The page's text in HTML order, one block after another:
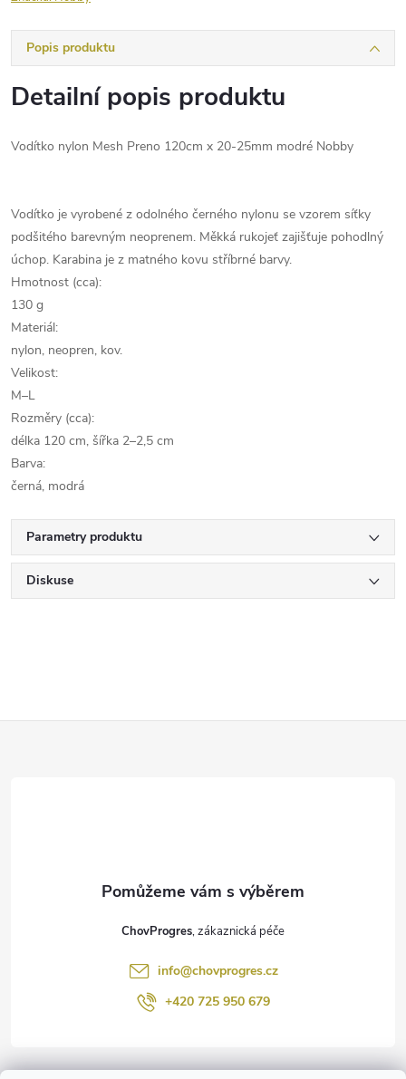
Popis produktu
Detailní popis produktu
Vodítko nylon Mesh Preno 120cm x 20-25mm modré Nobby
Vodítko je vyrobené z odolného černého nylonu se vzorem síťky
podšitého barevným neoprenem. Měkká rukojeť zajišťuje pohodlný
úchop. Karabina je z matného kovu stříbrné barvy.
Hmotnost (cca):
130 g
Materiál:
nylon, neopren, kov.
Velikost:
M–L
Rozměry (cca):
délka 120 cm, šířka 2–2,5 cm
Barva:
černá, modrá
Parametry produktu
Diskuse
ChovProgres
info@chovprogres.cz
+420 725 950 679